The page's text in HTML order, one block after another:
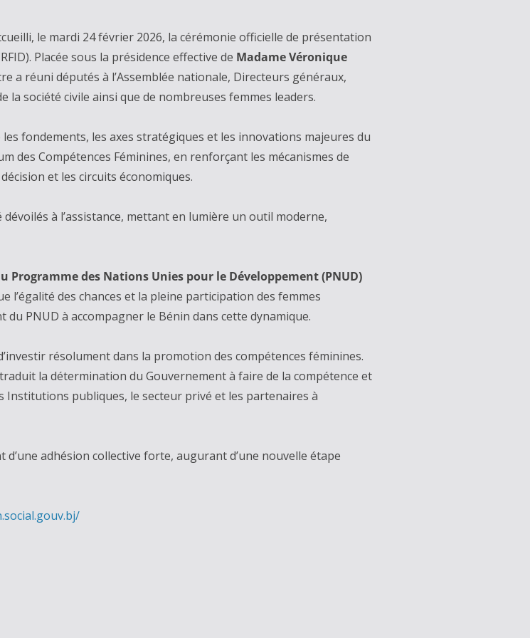
le mardi 24 février 2026, la cérémonie officielle de présentation
Placée sous la présidence effective de Madame Véronique
a réuni députés à l’Assemblée nationale, Directeurs généraux,
société civile ainsi que de nombreuses femmes leaders.
fondements, les axes stratégiques et les innovations majeures du
des Compétences Féminines, en renforçant les mécanismes de
et les circuits économiques.
à l’assistance, mettant en lumière un outil moderne,
Programme des Nations Unies pour le Développement (PNUD)
des chances et la pleine participation des femmes
PNUD à accompagner le Bénin dans cette dynamique.
résolument dans la promotion des compétences féminines.
la détermination du Gouvernement à faire de la compétence et
Institutions publiques, le secteur privé et les partenaires à
adhésion collective forte, augurant d’une nouvelle étape
social.gouv.bj/